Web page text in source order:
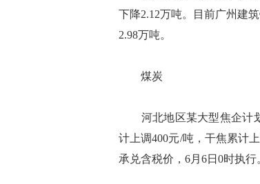
下降2.12万吨。目前广州建
2.98万吨。
煤炭
河北地区某大型焦企计划
计上调400元/吨，干焦累计
承兑含税价，6月6日0时执行